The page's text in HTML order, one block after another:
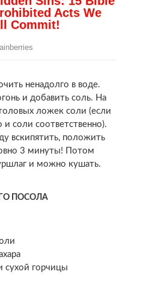
ненадолго в воде.
и добавить соль. На
ложек соли (если
соли соответственно).
вскипятить, положить
3 минуты! Потом
и можно кушать.
ПОСОЛА
сухой горчицы